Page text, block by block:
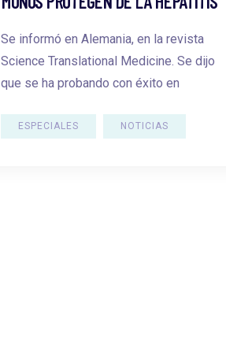
Se informó en Alemania, en la revista
Science Translational Medicine. Se dijo
que se ha probando con éxito en
ESPECIALES NOTICIAS